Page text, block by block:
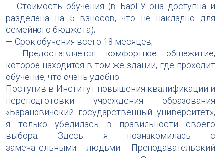
— Стоимость обучения (в БарГУ она доступна и
разделена на 5 взносов, что не накладно для
семейного бюджета);
— Срок обучения всего 18 месяцев;
— Предоставляется комфортное общежитие,
которое находится в том же здании, где проходит
обучение, что очень удобно.
Поступив в Институт повышения квалификации и
переподготовки учреждения образования
«Барановичский государственный университет»,
я только убедилась в правильности своего
выбора. Здесь я познакомилась с
замечательными людьми. Преподавательский